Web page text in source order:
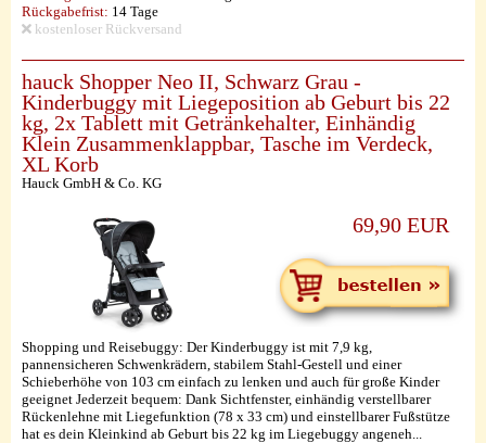
Rückgabefrist: 14 Tage
kostenloser Rückversand
hauck Shopper Neo II, Schwarz Grau -
Kinderbuggy mit Liegeposition ab Geburt bis 22
kg, 2x Tablett mit Getränkehalter, Einhändig
Klein Zusammenklappbar, Tasche im Verdeck,
XL Korb
Hauck GmbH & Co. KG
69,90 EUR
Shopping und Reisebuggy: Der Kinderbuggy ist mit 7,9 kg,
pannensicheren Schwenkrädern, stabilem Stahl-Gestell und einer
Schieberhöhe von 103 cm einfach zu lenken und auch für große Kinder
geeignet Jederzeit bequem: Dank Sichtfenster, einhändig verstellbarer
Rückenlehne mit Liegefunktion (78 x 33 cm) und einstellbarer Fußstütze
hat es dein Kleinkind ab Geburt bis 22 kg im Liegebuggy angeneh...